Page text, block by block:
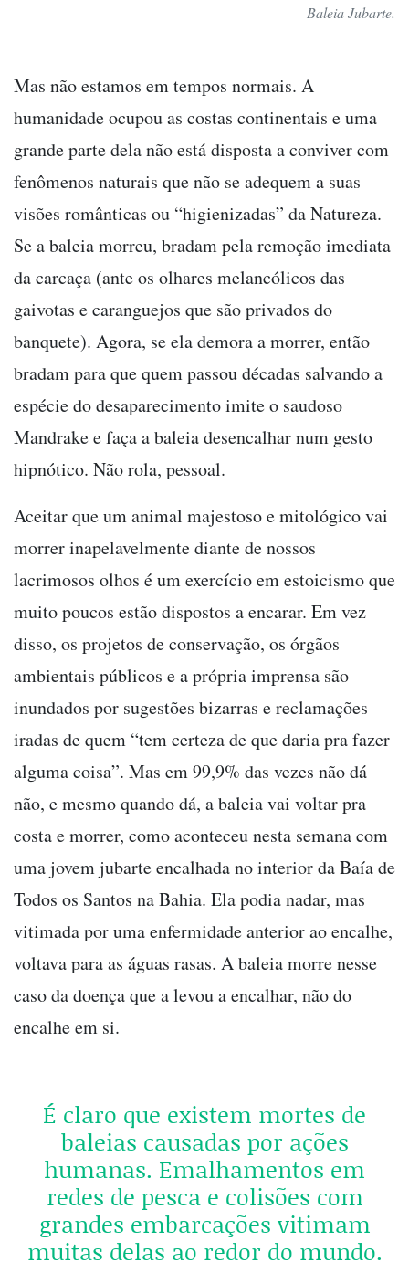
Baleia Jubarte.
Mas não estamos em tempos normais. A
humanidade ocupou as costas continentais e uma
grande parte dela não está disposta a conviver com
fenômenos naturais que não se adequem a suas
visões românticas ou “higienizadas” da Natureza.
Se a baleia morreu, bradam pela remoção imediata
da carcaça (ante os olhares melancólicos das
gaivotas e caranguejos que são privados do
banquete). Agora, se ela demora a morrer, então
bradam para que quem passou décadas salvando a
espécie do desaparecimento imite o saudoso
Mandrake e faça a baleia desencalhar num gesto
hipnótico. Não rola, pessoal.
Aceitar que um animal majestoso e mitológico vai
morrer inapelavelmente diante de nossos
lacrimosos olhos é um exercício em estoicismo que
muito poucos estão dispostos a encarar. Em vez
disso, os projetos de conservação, os órgãos
ambientais públicos e a própria imprensa são
inundados por sugestões bizarras e reclamações
iradas de quem “tem certeza de que daria pra fazer
alguma coisa”. Mas em 99,9% das vezes não dá
não, e mesmo quando dá, a baleia vai voltar pra
costa e morrer, como aconteceu nesta semana com
uma jovem jubarte encalhada no interior da Baía de
Todos os Santos na Bahia. Ela podia nadar, mas
vitimada por uma enfermidade anterior ao encalhe,
voltava para as águas rasas. A baleia morre nesse
caso da doença que a levou a encalhar, não do
encalhe em si.
É claro que existem mortes de
baleias causadas por ações
humanas. Emalhamentos em
redes de pesca e colisões com
grandes embarcações vitimam
muitas delas ao redor do mundo.